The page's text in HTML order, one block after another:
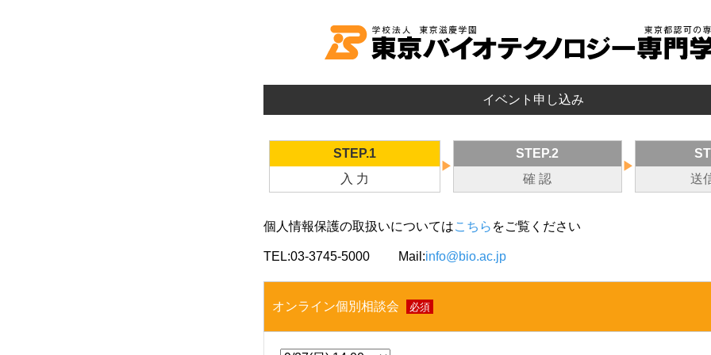
イベント申し込み
STEP.1
入 力
▶
STEP.2
確 認
▶
送
個人情報保護の取扱いについてはこちら をご覧ください
TEL:03-3745-5000 Mail:info@bio.ac.jp
オンライン個別相談会 必須